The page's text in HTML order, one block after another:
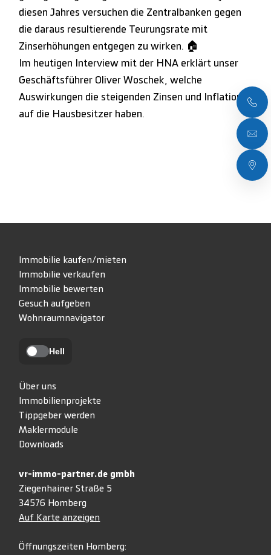
diesen Jahres versuchen die Zentralbanken gegen
die daraus resultierende Teurungsrate mit
Zinserhöhungen entgegen zu wirken. 🏠
Im heutigen Interview mit der HNA erklärt unser
Geschäftsführer Oliver Woschek, welche
Auswirkungen die steigenden Zinsen und Inflation
auf die Hausbesitzer haben.
Immobilie kaufen/mieten
Immobilie verkaufen
Immobilie bewerten
Gesuch aufgeben
Wohnraumnavigator
Hell
Über uns
Immobilienprojekte
Tippgeber werden
Maklermodule
Downloads
vr-immo-partner.de gmbh
Ziegenhainer Straße 5
34576 Homberg
Auf Karte anzeigen
Öffnungszeiten Homberg: